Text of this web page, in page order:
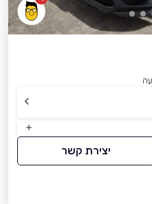
יצירת קשר